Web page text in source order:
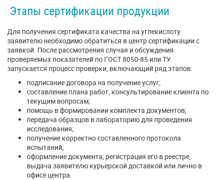
Этапы сертификации продукции
Для получения сертификата качества на углекислоту
заявителю необходимо обратиться в центр сертификации с
заявкой. После рассмотрения случая и обсуждения
проверяемых показателей по ГОСТ 8050-85 или ТУ
запускается процесс проверки, включающий ряд этапов:
подписание договора на получение услуг;
составление плана работ, консультирование клиента по
текущим вопросам;
помощь в формировании комплекта документов;
передача образцов в лабораторию для проведения
исследования;
получение корректно составленного протокола
испытаний;
оформление документа, регистрация его в реестре,
выдача заявителю курьерской доставкой или лично в
офисе центра.